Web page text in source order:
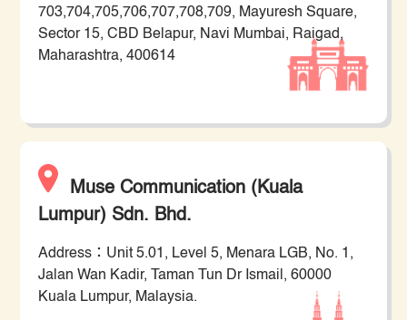
703,704,705,706,707,708,709, Mayuresh Square,
Sector 15, CBD Belapur, Navi Mumbai, Raigad,
Maharashtra, 400614
Muse Communication (Kuala
Lumpur) Sdn. Bhd.
Address：Unit 5.01, Level 5, Menara LGB, No. 1,
Jalan Wan Kadir, Taman Tun Dr Ismail, 60000
Kuala Lumpur, Malaysia.